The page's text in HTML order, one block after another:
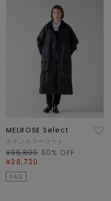
MELROSE Select
ステンカラーコート
¥96,800 60 % OFF
¥38,720
SALE